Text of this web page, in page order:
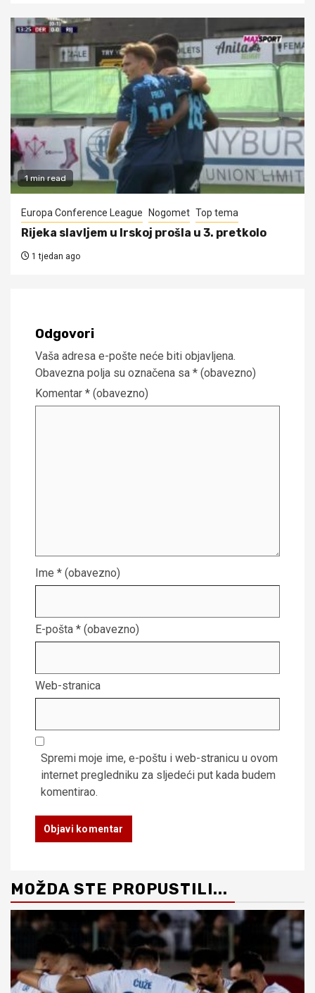
1 min read
Europa Conference League Nogomet Top tema
Rijeka slavljem u Irskoj prošla u 3. pretkolo
1 tjedan ago
Odgovori
Vaša adresa e-pošte neće biti objavljena.
Obavezna polja su označena sa * (obavezno)
Komentar * (obavezno)
Ime * (obavezno)
E-pošta * (obavezno)
Web-stranica
Spremi moje ime, e-poštu i web-stranicu u ovom
internet pregledniku za sljedeći put kada budem
komentirao.
MOŽDA STE PROPUSTILI...